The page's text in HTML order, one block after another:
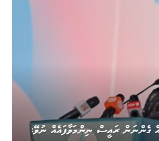
ގެންނަން ރައީސް ނިންމަވާފައެއް ނުވޭ: